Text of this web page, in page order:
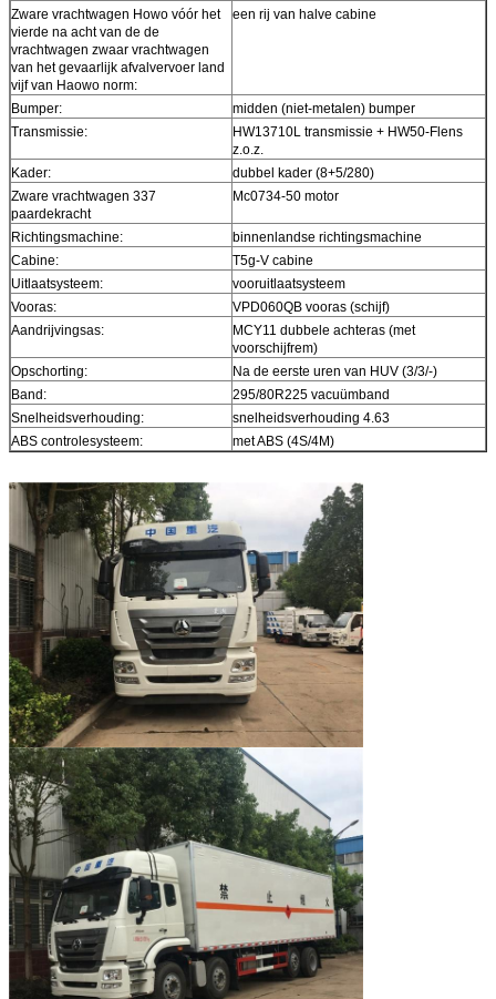
Zware vrachtwagen Howo vóór het
vierde na acht van de de
vrachtwagen zwaar vrachtwagen
van het gevaarlijk afvalvervoer land
vijf van Haowo norm:
een rij van halve cabine
Bumper:
midden (niet-metalen) bumper
Transmissie:
HW13710L transmissie + HW50-Flens
z.o.z.
Kader:
dubbel kader (8+5/280)
Zware vrachtwagen 337
paardekracht
Mc0734-50 motor
Richtingsmachine:
binnenlandse richtingsmachine
Cabine:
T5g-V cabine
Uitlaatsysteem:
vooruitlaatsysteem
Vooras:
VPD060QB vooras (schijf)
Aandrijvingsas:
MCY11 dubbele achteras (met
voorschijfrem)
Opschorting:
Na de eerste uren van HUV (3/3/-)
Band:
295/80R225 vacuümband
Snelheidsverhouding:
snelheidsverhouding 4.63
ABS controlesysteem:
met ABS (4S/4M)